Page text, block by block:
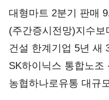
대형마트 2분기 판매
(주간증시전망)지수
건설 한계기업 5년 새
확대
SK하이닉스 통합노
불만 확산
농협하나로유통 대규